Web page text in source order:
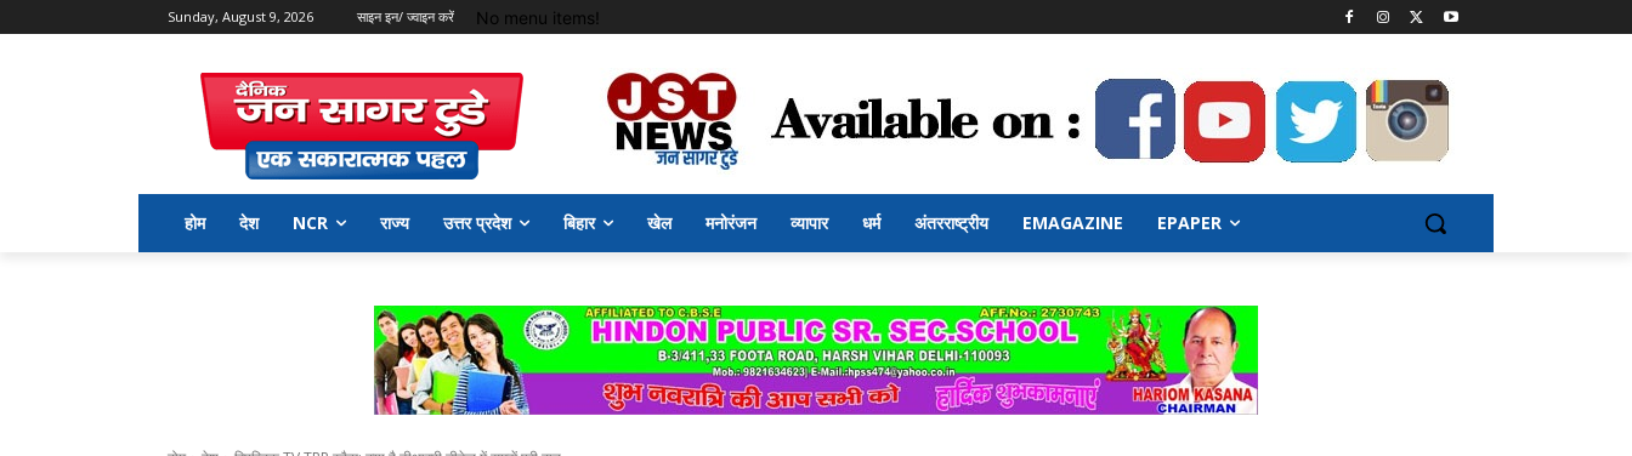
Sunday, August 9, 2026 साइन इन/ ज्वाइन करें No menu items!
होम देश NCR राज्य उत्तर प्रदेश बिहार खेल मनोरंजन व्यापार धर्म अंतरराष्ट्रीय EMAGAZINE EPAPER